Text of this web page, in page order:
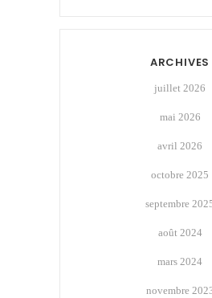
ARCHIVES
juillet 2026
mai 2026
avril 2026
octobre 2025
septembre
août 2024
mars 2024
novembre